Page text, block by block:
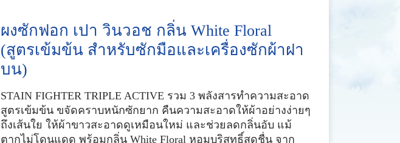
ผงซักฟอก เปา วินวอช กลิ่น White Floral
(สูตรเข้มข้น สำหรับซักมือและเครื่องซักผ้าฝา
บน)
STAIN FIGHTER TRIPLE ACTIVE รวม 3 พลังสารทำความสะอาด
สูตรเข้มข้น ขจัดคราบหนักซักยาก คืนความสะอาดให้ผ้าอย่างง่ายๆ
ถึงเส้นใย ให้ผ้าขาวสะอาดดูเหมือนใหม่ และช่วยลดกลิ่นอับ แม้
ตากไม่โดนแดด พร้อมกลิ่น White Floral หอมบริสุทธิ์สดชื่น จาก